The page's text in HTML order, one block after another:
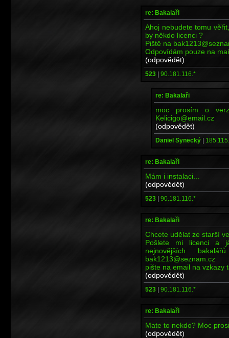
re: Bakalaři
Ahoj nebudete tomu
by někdo licenci ?
Piště na
Odpovídám pouze na
(odpovědět)
523 | 90.181.116.*
re: Bakalaři
moc prosím o
Kelicigo@email.cz
(odpovědět)
Daniel Synecký |
re: Bakalaři
Mám i instalaci...
(odpovědět)
523 | 90.181.116.*
re: Bakalaři
Chcete udělat ze starší
Pošlete mi licenci a
nejnovějších
bak1213@seznam.cz
pište na email na vzkazy
(odpovědět)
523 | 90.181.116.*
re: Bakalaři
Mate to nekdo? Moc
(odpovědět)